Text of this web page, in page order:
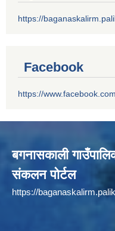
https://
Facebook
https://
बगनासकाली
संकलन पोर्टल
https://